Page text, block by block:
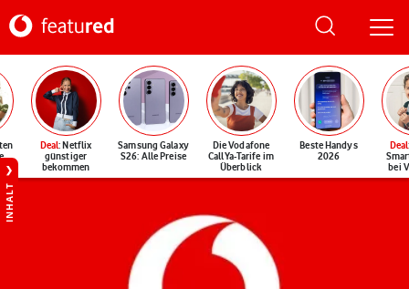
Deal: Netflix
günstiger
bekommen
Samsung Galaxy
S26: Alle Preise
Die Vodafone
CallYa-Tarife im
Überblick
Beste Handys
2026
Deal
bei
INHALT